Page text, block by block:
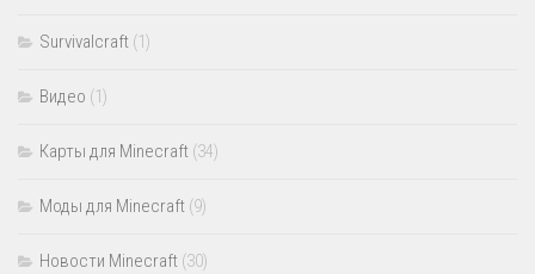
Survivalcraft (1)
Видео (1)
Карты для Minecraft (34)
Моды для Minecraft (9)
Новости Minecraft (30)